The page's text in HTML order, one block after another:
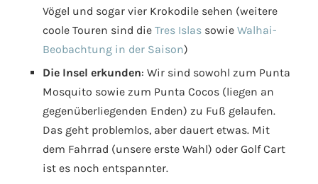
Vögel und sogar vier Krokodile sehen (weitere
coole Touren sind die Tres Islas sowie Walhai-
Beobachtung in der Saison)
Die Insel erkunden: Wir sind sowohl zum Punta
Mosquito sowie zum Punta Cocos (liegen an
gegenüberliegenden Enden) zu Fuß gelaufen.
Das geht problemlos, aber dauert etwas. Mit
dem Fahrrad (unsere erste Wahl) oder Golf Cart
ist es noch entspannter.